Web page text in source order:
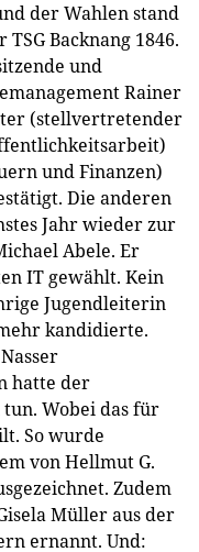
der Wahlen stand
Backnang 1846.
und
Rainer
(stellvertretender
und Finanzen)
Die anderen
Jahr wieder zur
Abele. Er
IT gewählt. Kein
Jugendleiterin
kandidierte.
hatte der
Wobei das für
So wurde
von Hellmut G.
Zudem
Müller aus der
ernannt. Und: